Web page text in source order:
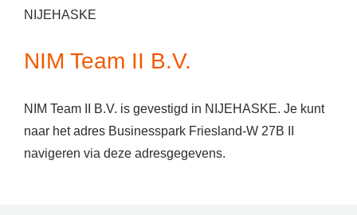
NIJEHASKE
NIM Team II B.V.
NIM Team II B.V. is gevestigd in NIJEHASKE. Je kunt
naar het adres Businesspark Friesland-W 27B II
navigeren via deze adresgegevens.